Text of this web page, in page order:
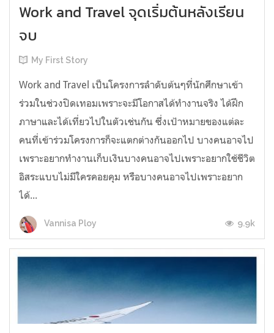
Work and Travel จุดเริ่มต้นหลังเรียน
จบ
My First Story
Work and Travel เป็นโครงการลำดับต้นๆที่นักศึกษาเข้า
ร่วมในช่วงปิดเทอมเพราะจะมีโอกาสได้ทำงานจริง ได้ฝึก
ภาษาและได้เที่ยวไปในตัวเช่นกัน ซึ่งเป้าหมายของแต่ละ
คนที่เข้าร่วมโครงการก็จะแตกต่างกันออกไป บางคนอาจไป
เพราะอยากทำงานเก็บเงินบางคนอาจไปเพราะอยากใช้ชีวิต
อิสระแบบไม่มีใครคอยคุม หรือบางคนอาจไปเพราะอยาก
ได้...
Vannisa Ploy 9.9k